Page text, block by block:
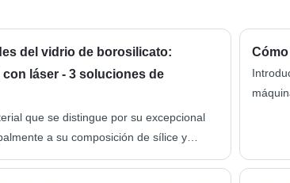
del vidrio de borosilicato:
láser - 3 soluciones de
que se distingue por su excepcional
a su composición de sílice y
estructura con un coeficiente de